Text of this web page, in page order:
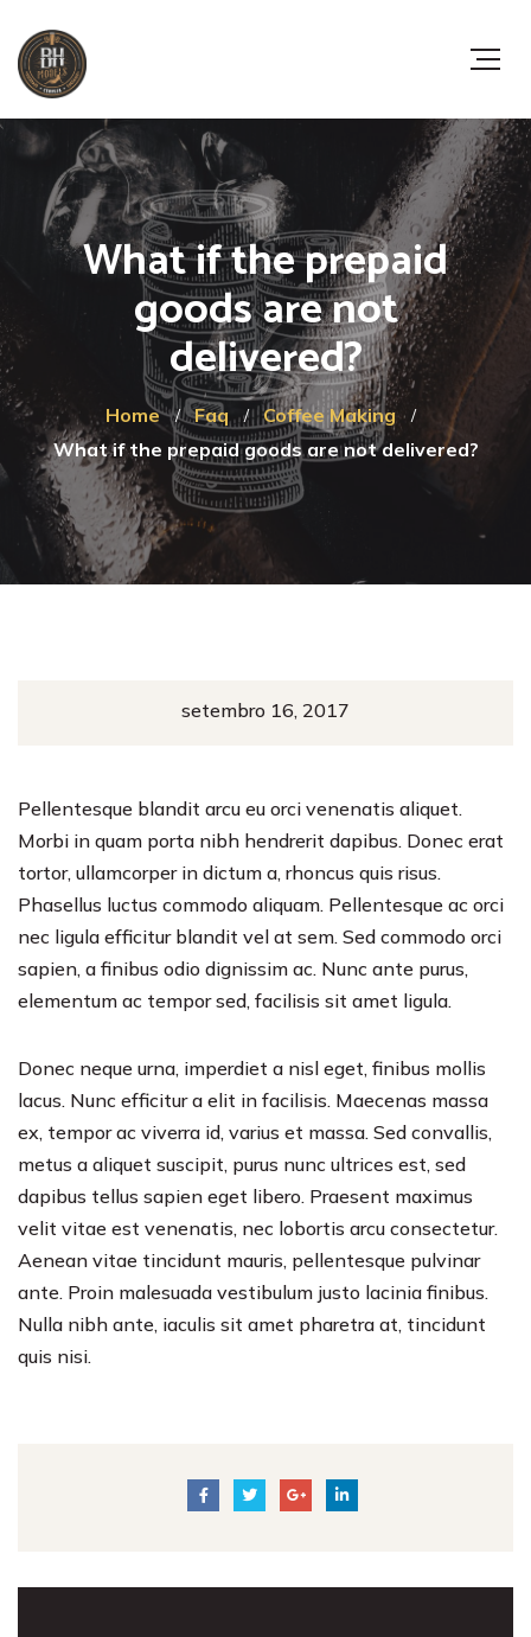
What if the prepaid
goods are not
delivered?
Home Faq
Coffee Making
What if the prepaid goods are not delivered?
setembro 16, 2017
Pellentesque blandit arcu eu orci venenatis aliquet.
Morbi in quam porta nibh hendrerit dapibus. Donec erat
tortor, ullamcorper in dictum a, rhoncus quis risus.
Phasellus luctus commodo aliquam. Pellentesque ac orci
nec ligula efficitur blandit vel at sem. Sed commodo orci
sapien, a finibus odio dignissim ac. Nunc ante purus,
elementum ac tempor sed, facilisis sit amet ligula.
Donec neque urna, imperdiet a nisl eget, finibus mollis
lacus. Nunc efficitur a elit in facilisis. Maecenas massa
ex, tempor ac viverra id, varius et massa. Sed convallis,
metus a aliquet suscipit, purus nunc ultrices est, sed
dapibus tellus sapien eget libero. Praesent maximus
velit vitae est venenatis, nec lobortis arcu consectetur.
Aenean vitae tincidunt mauris, pellentesque pulvinar
ante. Proin malesuada vestibulum justo lacinia finibus.
Nulla nibh ante, iaculis sit amet pharetra at, tincidunt
quis nisi.